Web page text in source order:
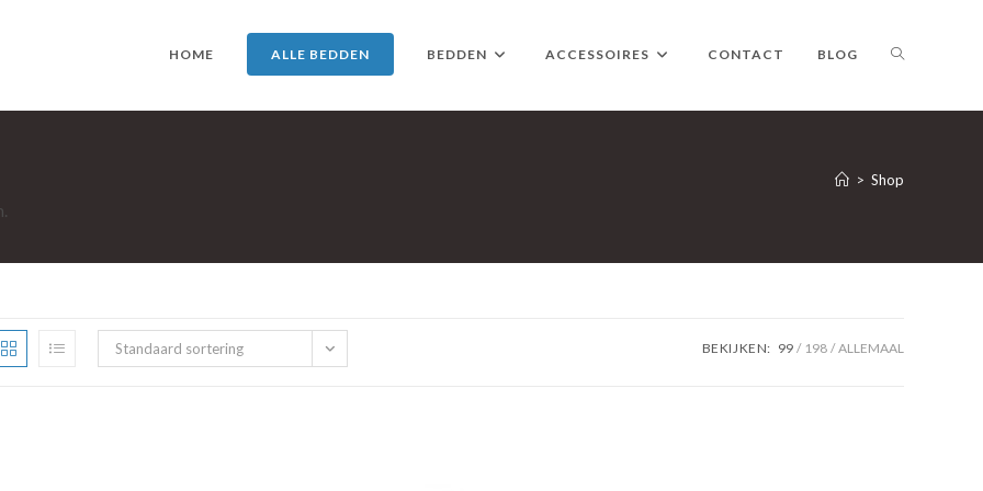
HOME ALLE BEDDEN BEDDEN ACCESSOIRES CONTACT BLOG TOGGLE
> Shop
Standaard sortering BEKIJKEN: 99 198 ALLEMAAL